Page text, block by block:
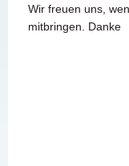
Wir freuen uns,
mitbringen. Danke